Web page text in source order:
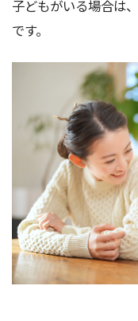
子どもがいる場合は、
です。